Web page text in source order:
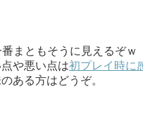
まともそうに見えるぞｗ
や悪い点は初プレイ時に
ある方はどうぞ。